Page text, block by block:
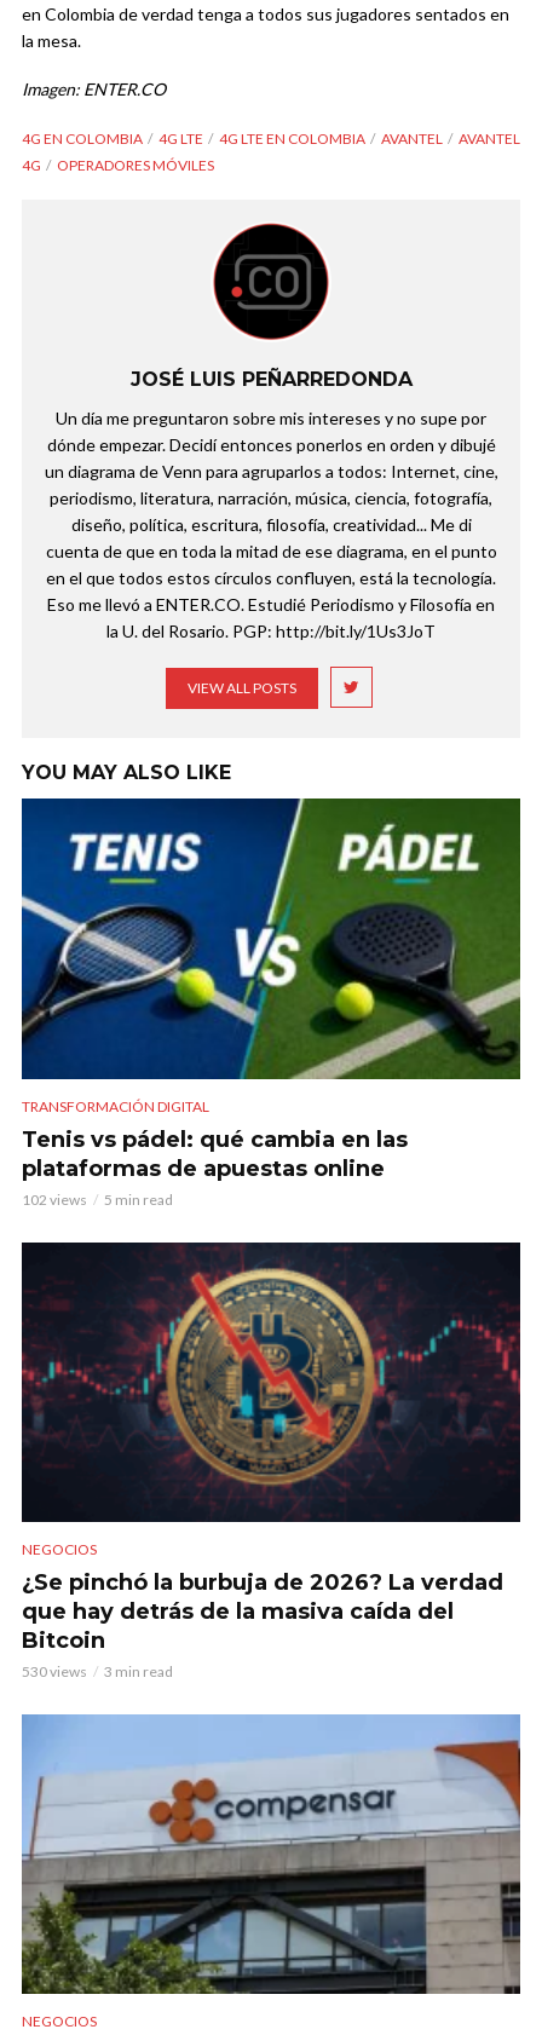
en Colombia de verdad tenga a todos sus jugadores sentados en
la mesa.
Imagen: ENTER.CO
4G EN COLOMBIA 4G LTE 4G LTE EN COLOMBIA AVANTEL
AVANTEL
4G
OPERADORES MÓVILES
JOSÉ LUIS PEÑARREDONDA
Un día me preguntaron sobre mis intereses y no supe por
dónde empezar. Decidí entonces ponerlos en orden y dibujé
un diagrama de Venn para agruparlos a todos: Internet, cine,
periodismo, literatura, narración, música, ciencia, fotografía,
diseño, política, escritura, filosofía, creatividad... Me di
cuenta de que en toda la mitad de ese diagrama, en el punto
en el que todos estos círculos confluyen, está la tecnología.
Eso me llevó a ENTER.CO. Estudié Periodismo y Filosofía en
la U. del Rosario. PGP: http://bit.ly/1Us3JoT
VIEW ALL POSTS
YOU MAY ALSO LIKE
TRANSFORMACIÓN DIGITAL
Tenis vs pádel: qué cambia en las
plataformas de apuestas online
102 views 5 min read
NEGOCIOS
¿Se pinchó la burbuja de 2026? La verdad
que hay detrás de la masiva caída del
Bitcoin
530 views 3 min read
NEGOCIOS